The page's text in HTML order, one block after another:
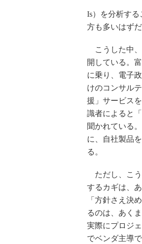
Is）を分析す
方も多いはずだ
こうした中、
開している。
に乗り、電子
けのコンサル
援」サービス
識者によると
聞かれている
に、自社製品
る。
ただし、こう
するカギは、
「方針さえ決
るのは、あく
実際にプロジ
でベンダ主導